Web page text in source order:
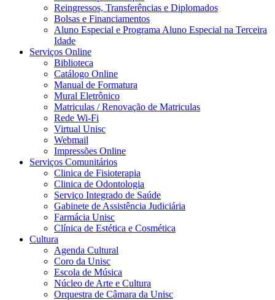
Reingressos, Transferências e Diplomados
Bolsas e Financiamentos
Aluno Especial e Programa Aluno Especial na Terceira
Idade
Serviços Online
Biblioteca
Catálogo Online
Manual de Formatura
Mural Eletrônico
Matriculas / Renovação de Matriculas
Rede Wi-Fi
Virtual Unisc
Webmail
Impressões Online
Serviços Comunitários
Clinica de Fisioterapia
Clinica de Odontologia
Serviço Integrado de Saúde
Gabinete de Assistência Judiciária
Farmácia Unisc
Clínica de Estética e Cosmética
Cultura
Agenda Cultural
Coro da Unisc
Escola de Música
Núcleo de Arte e Cultura
Orquestra de Câmara da Unisc